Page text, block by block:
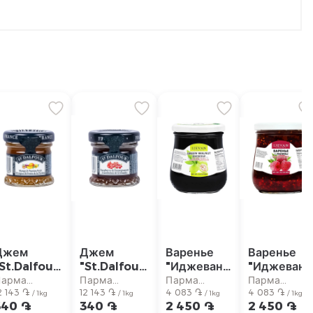
28г
143 ֏ / 1kg
֏
Джем
"St.Dalfour"
малина,
гранат 28г
Парма
супермаркет
12 143 ֏ / 1kg
340 ֏
Варенье
"Иджеван"
ореховое
600г
Парма
супермаркет
4 083 ֏ / 1kg
2 450 ֏
Варенье
"Иджеван"
малиновое
600г
Парма
супермаркет
4 083 ֏ / 1kg
2 450 ֏